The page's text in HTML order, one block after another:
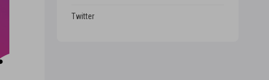
Twitter